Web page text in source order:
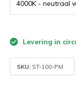
Levering in
SKU: ST-100-PM